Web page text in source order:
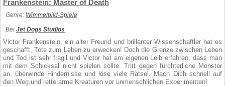
Frankenstein: Master of Death
Genre: Wimmelbild-Spiele
Bei Jet Dogs Studios
Victor Frankenstein, ein alter Freund und brillanter Wissenschaftler hat es
geschafft, Tote zum Leben zu erwecken! Doch die Grenze zwischen Leben
und Tod ist sehr fragil und Victor hat am eigenen Leib erfahren, dass man
mit dem Schicksal nicht spielen sollte. Tritt gegen fürchterliche Monster
an, überwinde Hindernisse und löse viele Rätsel. Mach Dich schnell auf
den Weg und rette arme Kreaturen vor unmenschlichen Experimenten!